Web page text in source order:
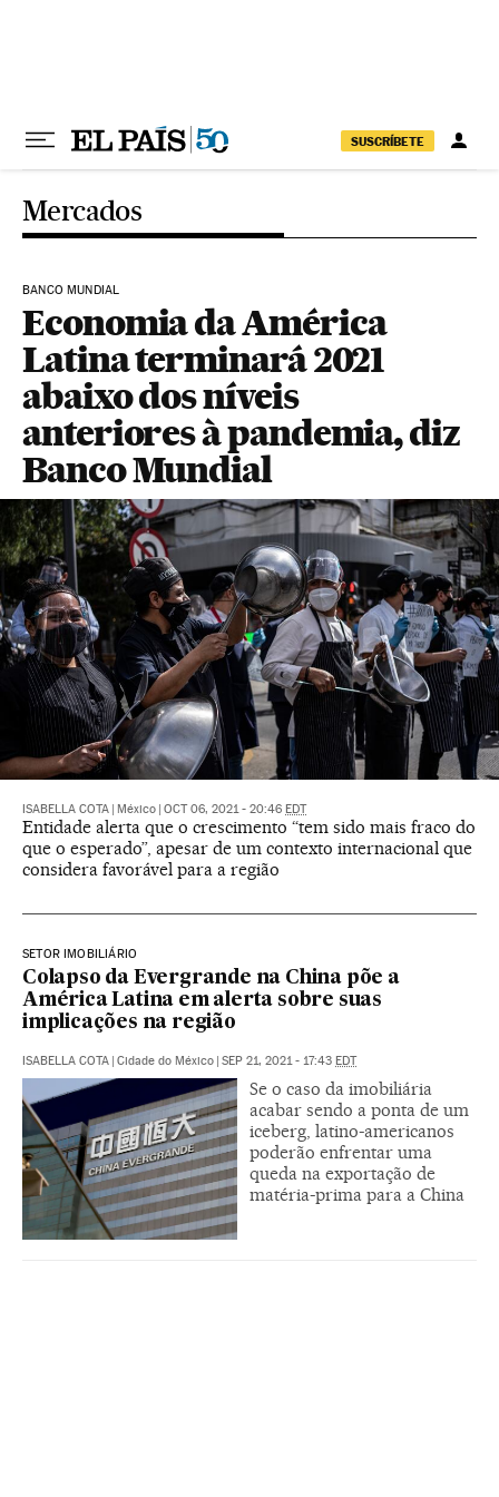
SUSCRÍBETE
Mercados
BANCO MUNDIAL
Economia da América
Latina terminará 2021
abaixo dos níveis
anteriores à pandemia, diz
Banco Mundial
ISABELLA COTA México OCT 06, 2021 - 20:46 EDT
Entidade alerta que o crescimento “tem sido mais fraco do
que o esperado”, apesar de um contexto internacional que
considera favorável para a região
SETOR IMOBILIÁRIO
Colapso da Evergrande na China põe a
América Latina em alerta sobre suas
implicações na região
ISABELLA COTA Cidade do México SEP 21, 2021 - 17:43 EDT
Se o caso da imobiliária
acabar sendo a ponta de um
iceberg, latino-americanos
poderão enfrentar uma
queda na exportação de
matéria-prima para a China